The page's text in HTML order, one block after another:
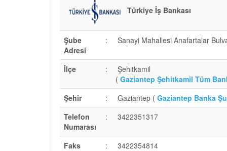
Türkiye İş Bankası
Şube
Adresi
: Sanayi Mahallesi Anafartalar
İlçe :
Şehitkamil
( Gaziantep Şehitkamil Tüm
Şehir
: Gaziantep ( Gaziantep Banka
Telefon
Numarası
: 3422351317
Faks
: 3422354814